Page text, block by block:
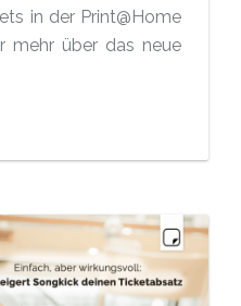
in der Print@Home
mehr über das neue